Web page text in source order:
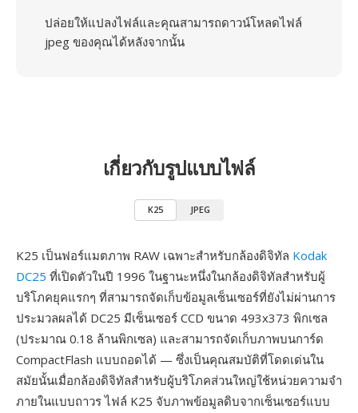
ปล่อยให้แปลงไฟล์และคุณสามารถดาวน์โหลดไฟล์
jpeg ของคุณได้หลังจากนั้น
เกี่ยวกับรูปแบบไฟล์
K25 JPEG
K25 เป็นฟอร์แมตภาพ RAW เฉพาะสำหรับกล้องดิจิทัล Kodak
DC25 ที่เปิดตัวในปี 1996 ในฐานะหนึ่งในกล้องดิจิทัลสำหรับผู้
บริโภคยุคแรกๆ ที่สามารถจัดเก็บข้อมูลเซ็นเซอร์ที่ยังไม่ผ่านการ
ประมวลผลได้ DC25 มีเซ็นเซอร์ CCD ขนาด 493x373 พิกเซล
(ประมาณ 0.18 ล้านพิกเซล) และสามารถจัดเก็บภาพบนการ์ด
CompactFlash แบบถอดได้ — ซึ่งเป็นคุณสมบัติที่โดดเด่นใน
สมัยนั้นเมื่อกล้องดิจิทัลสำหรับผู้บริโภคส่วนใหญ่ใช้หน่วยความจำ
ภายในแบบถาวร ไฟล์ K25 จับภาพข้อมูลดิบจากเซ็นเซอร์แบบ